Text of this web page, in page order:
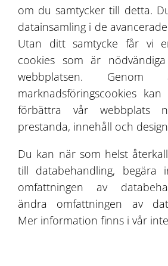
bara från utsidan, utan
med dess interiör. Du kan
sådana anläggningar är så
genom att gå in en tälthall
av oss.
SE MER
om du samtycker till detta.
datainsamling i de
Utan ditt samtycke får vi
cookies som är
webbplatsen. Genom
marknadsföringscookies
förbättra vår webbplats
prestanda, innehåll och
Du kan när som helst
till databehandling, begära
omfattningen av
ändra omfattningen av
Mer information finns i vår